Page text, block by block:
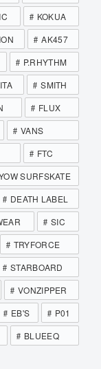
KOKUA
AK457
P.RHYTHM
SMITH
FLUX
VANS
FTC
SURFSKATE
DEATH LABEL
SIC
TRYFORCE
STARBOARD
VONZIPPER
EB'S
P01
BLUEEQ